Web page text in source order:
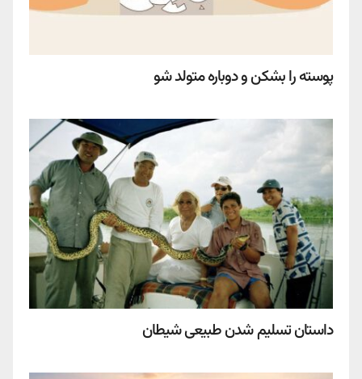
پوسته را بشکن و دوباره متولد شو
داستان تسلیم شدن طبیعی شیطان